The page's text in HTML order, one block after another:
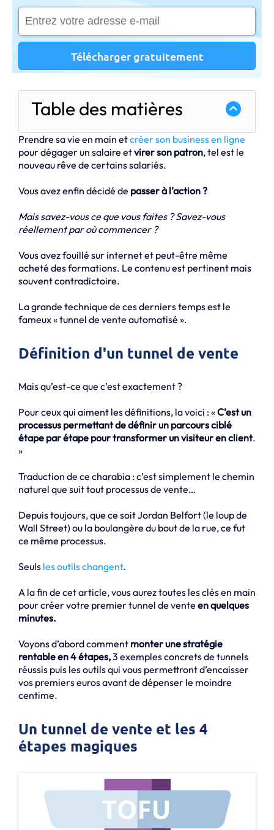
Télécharger gratuitement
Table des matières
Prendre sa vie en main etcréer son business en ligne
pour dégager un salaire etvirer son patron, tel est le
nouveau rêve de certains salariés.
Vous avez enfin décidé de passer à l’action ?
Mais savez-vous ce que vous faites ? Savez-vous
réellement par où commencer ?
Vous avez fouillé sur internet et peut-être même
acheté des formations. Le contenu est pertinent mais
souvent contradictoire.
La grande technique de ces derniers temps est le
fameux « tunnel de vente automatisé ».
Définition d'un tunnel de vente
Mais qu’est-ce que c’est exactement ?
Pour ceux qui aiment les définitions, la voici : «C’est un
processus permettant de définir un parcours ciblé
étape par étape pour transformer un visiteur en client.
»
Traduction de ce charabia : c’est simplement le chemin
naturel que suit tout processus de vente…
Depuis toujours, que ce soit Jordan Belfort (le loup de
Wall Street) ou la boulangère du bout de la rue, ce fut
ce même processus.
Seuls les outils changent.
A la fin de cet article, vous aurez toutes les clés en main
pour créer votre premier tunnel de vente en quelques
minutes.
Voyons d’abord comment monter une stratégie
rentable en 4 étapes,3 exemples concrets de tunnels
réussis puis les outils qui vous permettront d’encaisser
vos premiers euros avant de dépenser le moindre
centime.
Un tunnel de vente et les 4
étapes magiques